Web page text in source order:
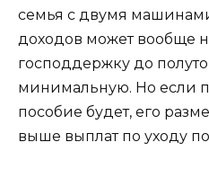
семья с двумя
доходов может вообще
господдержку до
минимальную. Но если
пособие будет, его
выше выплат по уходу